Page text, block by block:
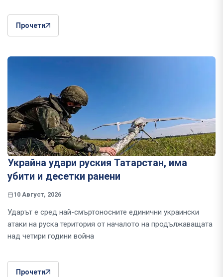
Прочети
Украйна удари руския Татарстан, има
убити и десетки ранени
10 Август, 2026
Ударът е сред най-смъртоносните единични украински
атаки на руска територия от началото на продължаващата
над четири години война
Прочети